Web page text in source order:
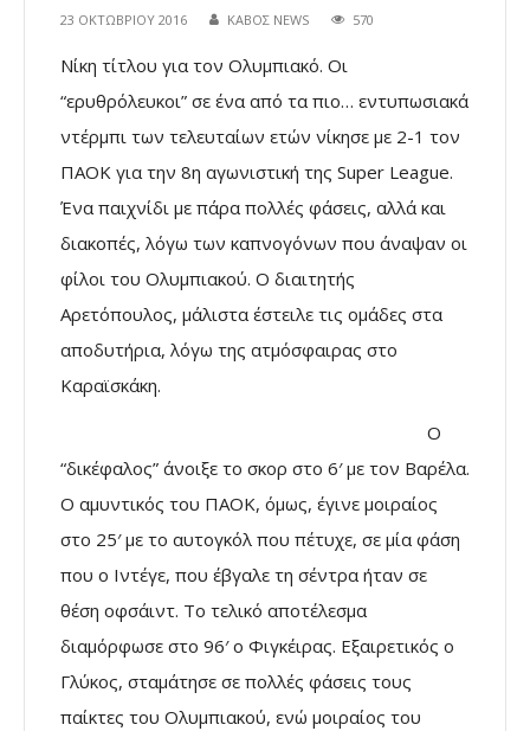
23 ΟΚΤΩΒΡΊΟΥ 2016 ΚΑΒΟΣ NEWS 570
Νίκη τίτλου για τον Ολυμπιακό. Οι
“ερυθρόλευκοι” σε ένα από τα πιο… εντυπωσιακά
ντέρμπι των τελευταίων ετών νίκησε με 2-1 τον
ΠΑΟΚ για την 8η αγωνιστική της Super League.
Ένα παιχνίδι με πάρα πολλές φάσεις, αλλά και
διακοπές, λόγω των καπνογόνων που άναψαν οι
φίλοι του Ολυμπιακού. Ο διαιτητής
Αρετόπουλος, μάλιστα έστειλε τις ομάδες στα
αποδυτήρια, λόγω της ατμόσφαιρας στο
Καραϊσκάκη.
Ο
“δικέφαλος” άνοιξε το σκορ στο 6′ με τον Βαρέλα.
Ο αμυντικός του ΠΑΟΚ, όμως, έγινε μοιραίος
στο 25′ με το αυτογκόλ που πέτυχε, σε μία φάση
που ο Ιντέγε, που έβγαλε τη σέντρα ήταν σε
θέση οφσάιντ. Το τελικό αποτέλεσμα
διαμόρφωσε στο 96′ ο Φιγκέιρας. Εξαιρετικός ο
Γλύκος, σταμάτησε σε πολλές φάσεις τους
παίκτες του Ολυμπιακού, ενώ μοιραίος του